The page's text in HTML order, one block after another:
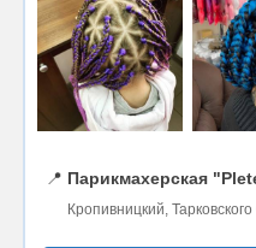
📍 Парикмахерская
Кропивницкий,